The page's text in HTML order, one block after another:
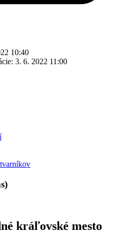
10:40
3. 6. 2022 11:00
kráľovské mesto